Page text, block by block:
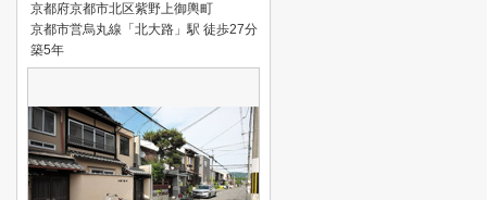
京都府京都市北区紫野上御輿町
京都市営烏丸線「北大路」駅 徒歩27分
築5年